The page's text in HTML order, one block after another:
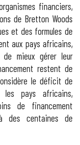
financiers,
de Bretton Woods
et des formules de
aux pays africains,
de mieux gérer leur
restent de
le déficit de
les pays africains,
de financement
des centaines de